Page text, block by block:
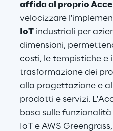
affida al proprio
velocizzare
IoT industriali per
dimensioni,
costi, le tempistiche e
trasformazione dei
alla progettazione e
prodotti e servizi.
basa sulle funzionalità
IoT e AWS